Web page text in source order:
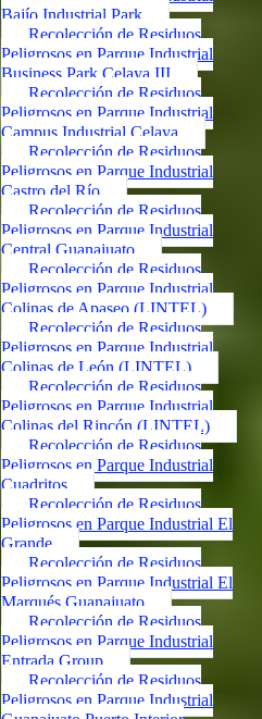
Bajío Industrial Park
Recolección de Residuos
Peligrosos en Parque Industrial
Business Park Celaya III
Recolección de Residuos
Peligrosos en Parque Industrial
Campus Industrial Celaya
Recolección de Residuos
Peligrosos en Parque Industrial
Castro del Río
Recolección de Residuos
Peligrosos en Parque Industrial
Central Guanajuato
Recolección de Residuos
Peligrosos en Parque Industrial
Colinas de Apaseo (LINTEL)
Recolección de Residuos
Peligrosos en Parque Industrial
Colinas de León (LINTEL)
Recolección de Residuos
Peligrosos en Parque Industrial
Colinas del Rincón (LINTEL)
Recolección de Residuos
Peligrosos en Parque Industrial
Cuadritos
Recolección de Residuos
Peligrosos en Parque Industrial El
Grande
Recolección de Residuos
Peligrosos en Parque Industrial El
Marqués Guanajuato
Recolección de Residuos
Peligrosos en Parque Industrial
Entrada Group
Recolección de Residuos
Peligrosos en Parque Industrial